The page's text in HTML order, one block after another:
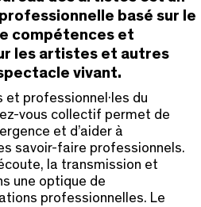
basé sur le
compétences et
les artistes et autres
vivant.
professionnel·les du
vous collectif permet de
et d’aider à
savoir-faire professionnels.
la transmission et
une optique de
professionnelles. Le